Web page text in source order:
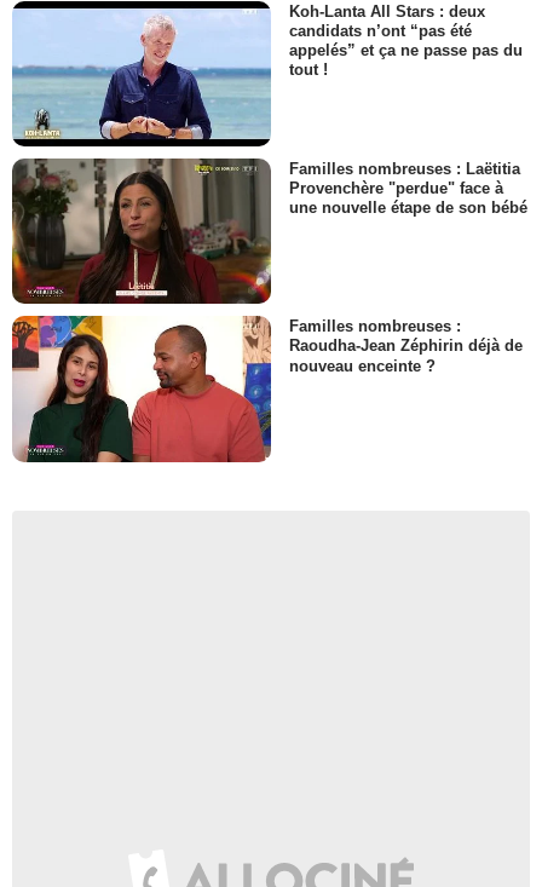
Koh-Lanta All Stars : deux
candidats n’ont “pas été
appelés” et ça ne passe pas du
tout !
Familles nombreuses : Laëtitia
Provenchère "perdue" face à
une nouvelle étape de son bébé
Familles nombreuses :
Raoudha-Jean Zéphirin déjà de
nouveau enceinte ?